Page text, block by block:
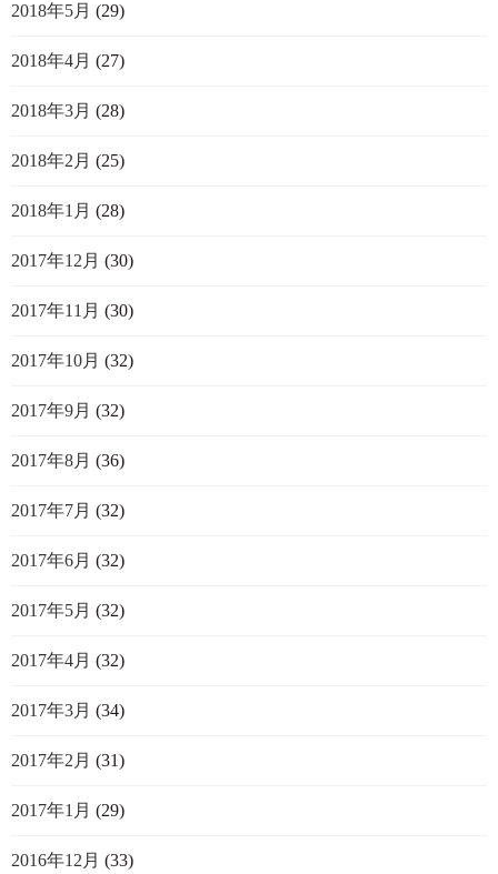
2018年5月 (29)
2018年4月 (27)
2018年3月 (28)
2018年2月 (25)
2018年1月 (28)
2017年12月 (30)
2017年11月 (30)
2017年10月 (32)
2017年9月 (32)
2017年8月 (36)
2017年7月 (32)
2017年6月 (32)
2017年5月 (32)
2017年4月 (32)
2017年3月 (34)
2017年2月 (31)
2017年1月 (29)
2016年12月 (33)